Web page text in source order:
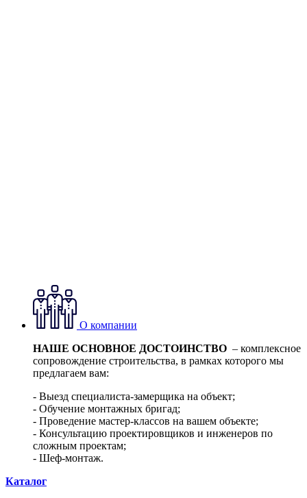
О компании
НАШЕ ОСНОВНОЕ ДОСТОИНСТВО – комплексное
сопровождение строительства, в рамках которого мы
предлагаем вам:
- Выезд специалиста-замерщика на объект;
- Обучение монтажных бригад;
- Проведение мастер-классов на вашем объекте;
- Консультацию проектировщиков и инженеров по
сложным проектам;
- Шеф-монтаж.
Каталог